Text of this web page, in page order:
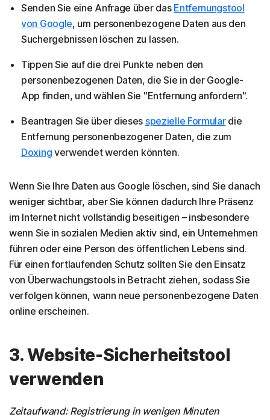
Senden Sie eine Anfrage über das Entfernungstool
von Google, um personenbezogene Daten aus den
Suchergebnissen löschen zu lassen.
Tippen Sie auf die drei Punkte neben den
personenbezogenen Daten, die Sie in der Google-
App finden, und wählen Sie "Entfernung anfordern".
Beantragen Sie über dieses spezielle Formulardie
Entfernung personenbezogener Daten, die zum
Doxing verwendet werden könnten.
Wenn Sie Ihre Daten aus Google löschen, sind Sie danach
weniger sichtbar, aber Sie können dadurch Ihre Präsenz
im Internet nicht vollständig beseitigen – insbesondere
wenn Sie in sozialen Medien aktiv sind, ein Unternehmen
führen oder eine Person des öffentlichen Lebens sind.
Für einen fortlaufenden Schutz sollten Sie den Einsatz
von Überwachungstools in Betracht ziehen, sodass Sie
verfolgen können, wann neue personenbezogene Daten
online erscheinen.
3. Website-Sicherheitstool
verwenden
Zeitaufwand: Registrierung in wenigen Minuten